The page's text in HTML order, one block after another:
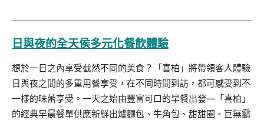
日與夜的全天侯多元化餐飲體驗
想於一日之內享受截然不同的美食？「喜柏」將帶領客人體驗
日與夜之間的多重用餐享受，在不同時間到訪，都可感受到不
一樣的味蕾享受。一天之始由豐富可口的早餐出發—「喜柏」
的經典早晨餐單供應新鮮出爐麵包、牛角包、甜甜圈、巨無霸